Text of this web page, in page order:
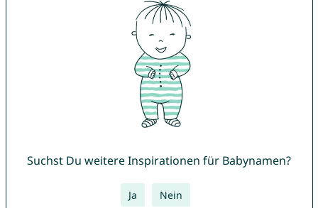
Suchst Du weitere Inspirationen für Babynamen?
Ja Nein